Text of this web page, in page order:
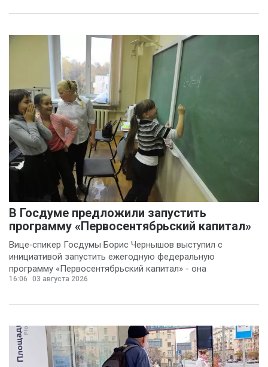
В Госдуме предложили запустить
программу «Первосентябрьский капитал»
Вице‑спикер Госдумы Борис Чернышов выступил с
инициативой запустить ежегодную федеральную
программу «Первосентябрьский капитал» - она
предполагает
16:06 03 августа 2026